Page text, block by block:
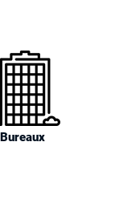
Bureaux